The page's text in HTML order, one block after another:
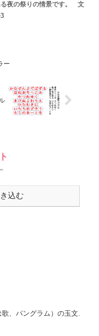
夜の祭りの情景です。 文
ー
込む
、パングラム）の玉文.